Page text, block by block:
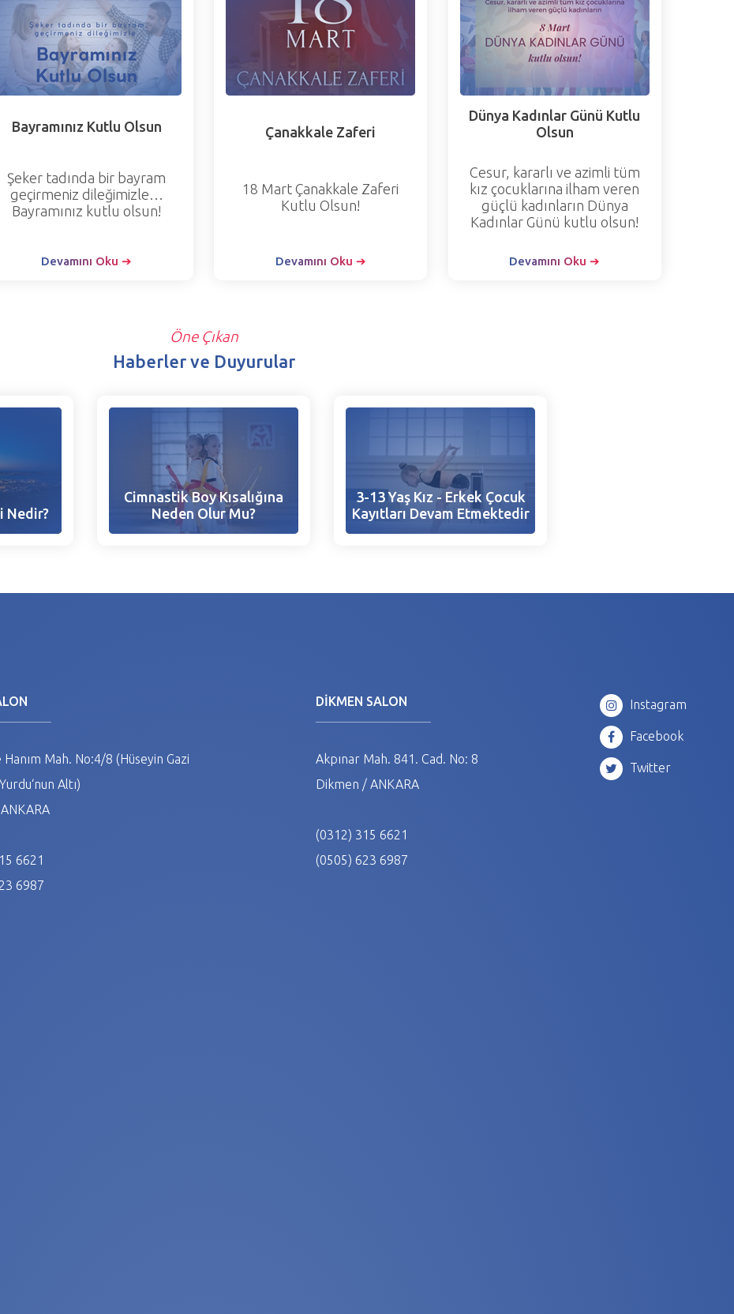
Bayramınız Kutlu Olsun
Şeker tadında bir bayram
geçirmeniz dileğimizle…
Bayramınız kutlu olsun!
Devamını Oku ➔
Çanakkale Zaferi
18 Mart Çanakkale Zaferi
Kutlu Olsun!
Devamını Oku ➔
Dünya Kadınlar Günü Kutlu
Olsun
Cesur, kararlı ve azimli tüm
kız çocuklarına ilham veren
güçlü kadınların Dünya
Kadınlar Günü kutlu olsun!
Devamını Oku ➔
Öne Çıkan
Haberler ve Duyurular
Nedir?
Cimnastik Boy Kısalığına
Neden Olur Mu?
3-13 Yaş Kız - Erkek Çocuk
Kayıtları Devam Etmektedir
Mah. No:4/8 (Hüseyin Gazi
Altı)
6621
6987
DİKMEN SALON
Akpınar Mah. 841. Cad. No: 8
Dikmen / ANKARA
(0312) 315 6621
(0505) 623 6987
Instagram
Facebook
Twitter